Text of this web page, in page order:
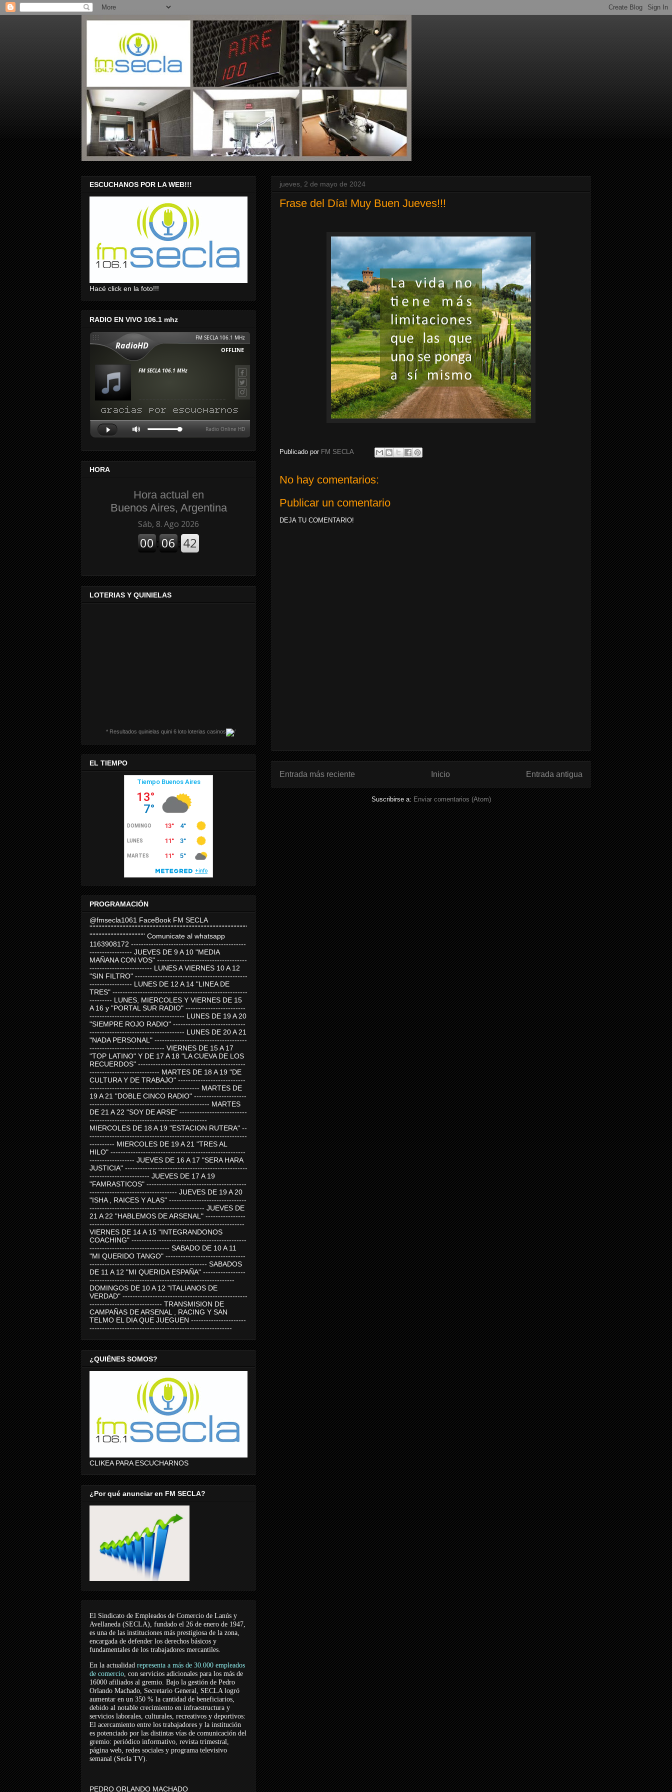
jueves, 2 de mayo de 2024
Frase del Día! Muy Buen Jueves!!!
Publicado por FM SECLA
No hay comentarios:
Publicar un comentario
DEJA TU COMENTARIO!
Entrada más reciente Entrada antigua
Inicio
Suscribirse a: Enviar comentarios (Atom)
ESCUCHANOS POR LA WEB!!!
Hacé click en la foto!!!
RADIO EN VIVO 106.1 mhz
HORA
Hora actual en
Buenos Aires, Argentina
LOTERIAS Y QUINIELAS
* Resultados quinielas quini 6 loto loterias casinos
EL TIEMPO
PROGRAMACIÓN
@fmsecla1061 FaceBook FM SECLA
'''''''''''''''''''''''''''''''''''''''''''''''''''''''''''''''''''''''''''''''''''''''''''''''''''''''''
''''''''''''''''''''''''''''''''''''' Comunicate al whatsapp
1163908172 ----------------------------------------------
----------------- JUEVES DE 9 A 10 "MEDIA
MAÑANA CON VOS" ------------------------------------
------------------------- LUNES A VIERNES 10 A 12
"SIN FILTRO" ---------------------------------------------
----------------- LUNES DE 12 A 14 "LINEA DE
TRES" ------------------------------------------------------
--------- LUNES, MIERCOLES Y VIERNES DE 15
A 16 y "PORTAL SUR RADIO" ------------------------
-------------------------------------- LUNES DE 19 A 20
"SIEMPRE ROJO RADIO" -----------------------------
-------------------------------------- LUNES DE 20 A 21
"NADA PERSONAL" -------------------------------------
------------------------------ VIERNES DE 15 A 17
"TOP LATINO" Y DE 17 A 18 "LA CUEVA DE LOS
RECUERDOS" -------------------------------------------
---------------------------- MARTES DE 18 A 19 "DE
CULTURA Y DE TRABAJO" ---------------------------
-------------------------------------------- MARTES DE
19 A 21 "DOBLE CINCO RADIO" ---------------------
------------------------------------------------ MARTES
DE 21 A 22 "SOY DE ARSE" ---------------------------
-----------------------------------------------
MIERCOLES DE 18 A 19 "ESTACION RUTERA" --
---------------------------------------------------------------
---------- MIERCOLES DE 19 A 21 "TRES AL
HILO" ------------------------------------------------------
------------------ JUEVES DE 16 A 17 "SERA HARA
JUSTICIA" -------------------------------------------------
------------------------ JUEVES DE 17 A 19
"FAMRASTICOS" ----------------------------------------
----------------------------------- JUEVES DE 19 A 20
"ISHA , RAICES Y ALAS" -------------------------------
---------------------------------------------- JUEVES DE
21 A 22 "HABLEMOS DE ARSENAL" ----------------
--------------------------------------------------------------
VIERNES DE 14 A 15 "INTEGRANDONOS
COACHING" ----------------------------------------------
-------------------------------- SABADO DE 10 A 11
"MI QUERIDO TANGO" --------------------------------
----------------------------------------------- SABADOS
DE 11 A 12 "MI QUERIDA ESPAÑA" -----------------
----------------------------------------------------------
DOMINGOS DE 10 A 12 "ITALIANOS DE
VERDAD" --------------------------------------------------
----------------------------- TRANSMISION DE
CAMPAÑAS DE ARSENAL , RACING Y SAN
TELMO EL DIA QUE JUEGUEN ----------------------
---------------------------------------------------------
¿QUIÉNES SOMOS?
CLIKEA PARA ESCUCHARNOS
¿Por qué anunciar en FM SECLA?
El Sindicato de Empleados de Comercio de Lanús y
Avellaneda (SECLA), fundado el 26 de enero de 1947,
es una de las instituciones más prestigiosa de la zona,
encargada de defender los derechos básicos y
fundamentales de los trabajadores mercantiles.
En la actualidad representa a más de 30.000 empleados
de comercio, con servicios adicionales para los más de
16000 afiliados al gremio. Bajo la gestión de Pedro
Orlando Machado, Secretario General, SECLA logró
aumentar en un 350 % la cantidad de beneficiarios,
debido al notable crecimiento en infraestructura y
servicios laborales, culturales, recreativos y deportivos:
El acercamiento entre los trabajadores y la institución
es potenciado por las distintas vías de comunicación del
gremio: periódico informativo, revista trimestral,
página web, redes sociales y programa televisivo
semanal (Secla TV).
PEDRO ORLANDO MACHADO